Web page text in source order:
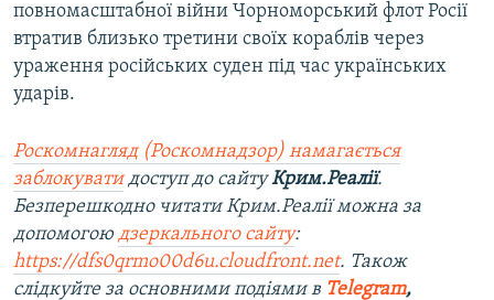
повномасштабної війни Чорноморський флот Росії
втратив близько третини своїх кораблів через
ураження російських суден під час українських
ударів.
Роскомнагляд (Роскомнадзор) намагається
заблокуватидоступ до сайтуКрим.Реалії.
Безперешкодно читати Крим.Реалії можна за
допомогою дзеркального сайту:
https://dfs0qrmo00d6u.cloudfront.net. Також
слідкуйте за основними подіями в Telegram,